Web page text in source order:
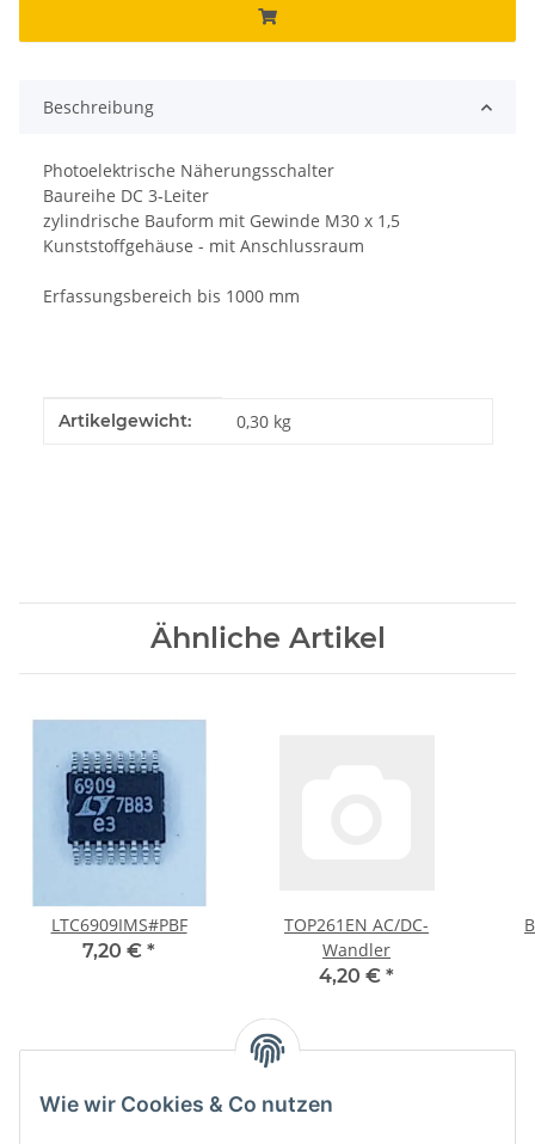
Wie wir Cookies & Co nutzen
Beschreibung
Photoelektrische Näherungsschalter
Baureihe DC 3-Leiter
zylindrische Bauform mit Gewinde M30 x 1,5
Kunststoffgehäuse - mit Anschlussraum
Erfassungsbereich bis 1000 mm
Produkteigenschaft
Wert
Artikelgewicht: 0,30 kg
Ähnliche Artikel
LTC6909IMS#PBF
7,20 € *
TOP261EN AC/DC-
Wandler
4,20 € *
Kategorien